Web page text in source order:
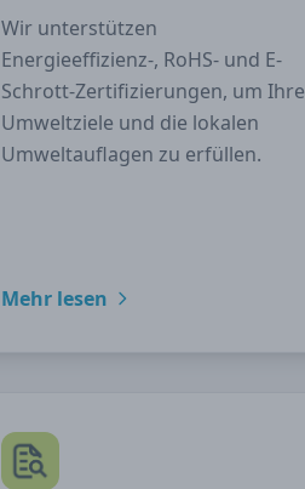
Wir unterstützen
Energieeffizienz-, RoHS- und E-
Schrott-Zertifizierungen, um Ihre
Umweltziele und die lokalen
Umweltauflagen zu erfüllen.
Mehr lesen